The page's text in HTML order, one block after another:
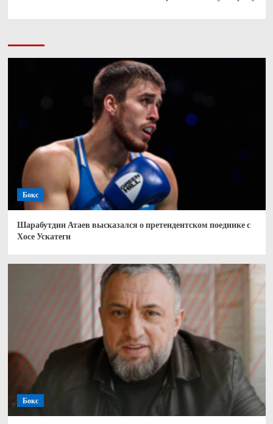
Бокс
Шарабутдин Атаев высказался о претендентском поединке с
Хосе Ускатеги
Бокс